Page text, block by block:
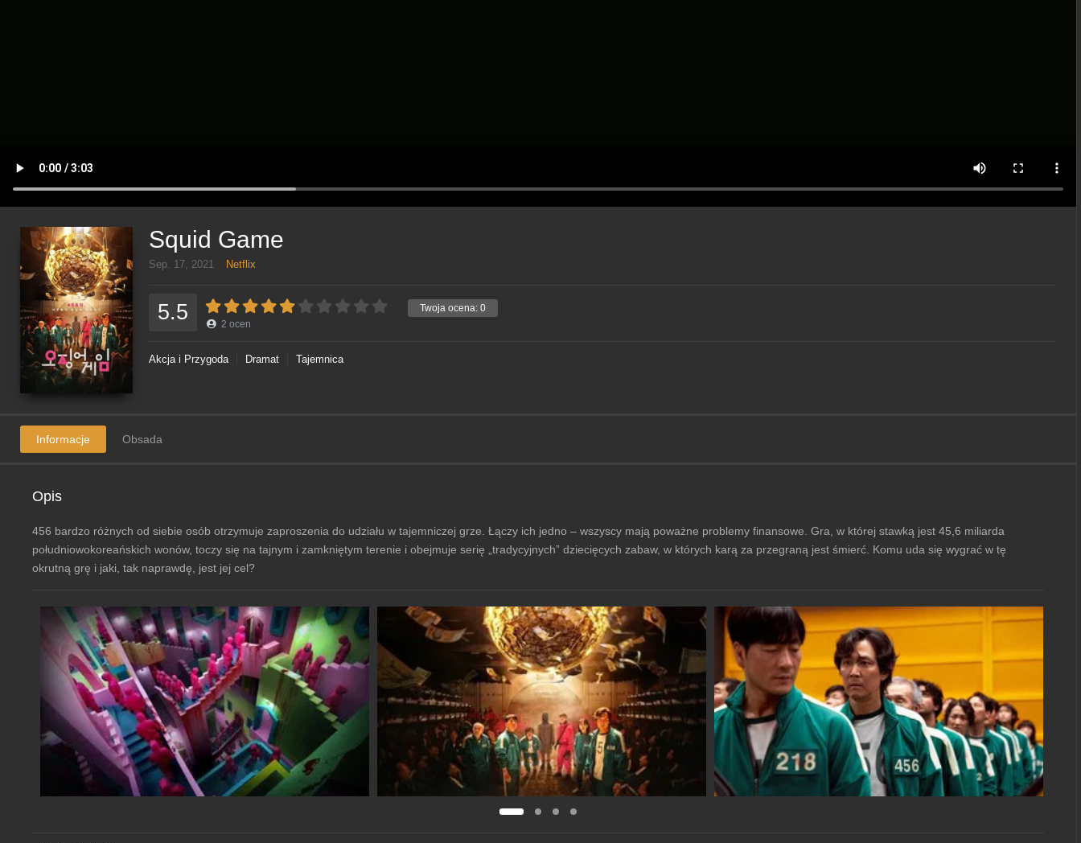
Squid Game
Sep. 17, 2021 Netflix
Twoja ocena: 0
5.5 2 ocen
Akcja i Przygoda Dramat Tajemnica
Informacje Obsada
Opis
456 bardzo różnych od siebie osób otrzymuje zaproszenia do udziału w tajemniczej grze. Łączy ich jedno – wszyscy mają poważne problemy finansowe. Gra, w której stawką jest 45,6 miliarda
południowokoreańskich wonów, toczy się na tajnym i zamkniętym terenie i obejmuje serię „tradycyjnych” dziecięcych zabaw, w których karą za przegraną jest śmierć. Komu uda się wygrać w tę
okrutną grę i jaki, tak naprawdę, jest jej cel?